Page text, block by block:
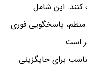
این شامل
پاسخگویی فوری
است.
برای جایگزینی